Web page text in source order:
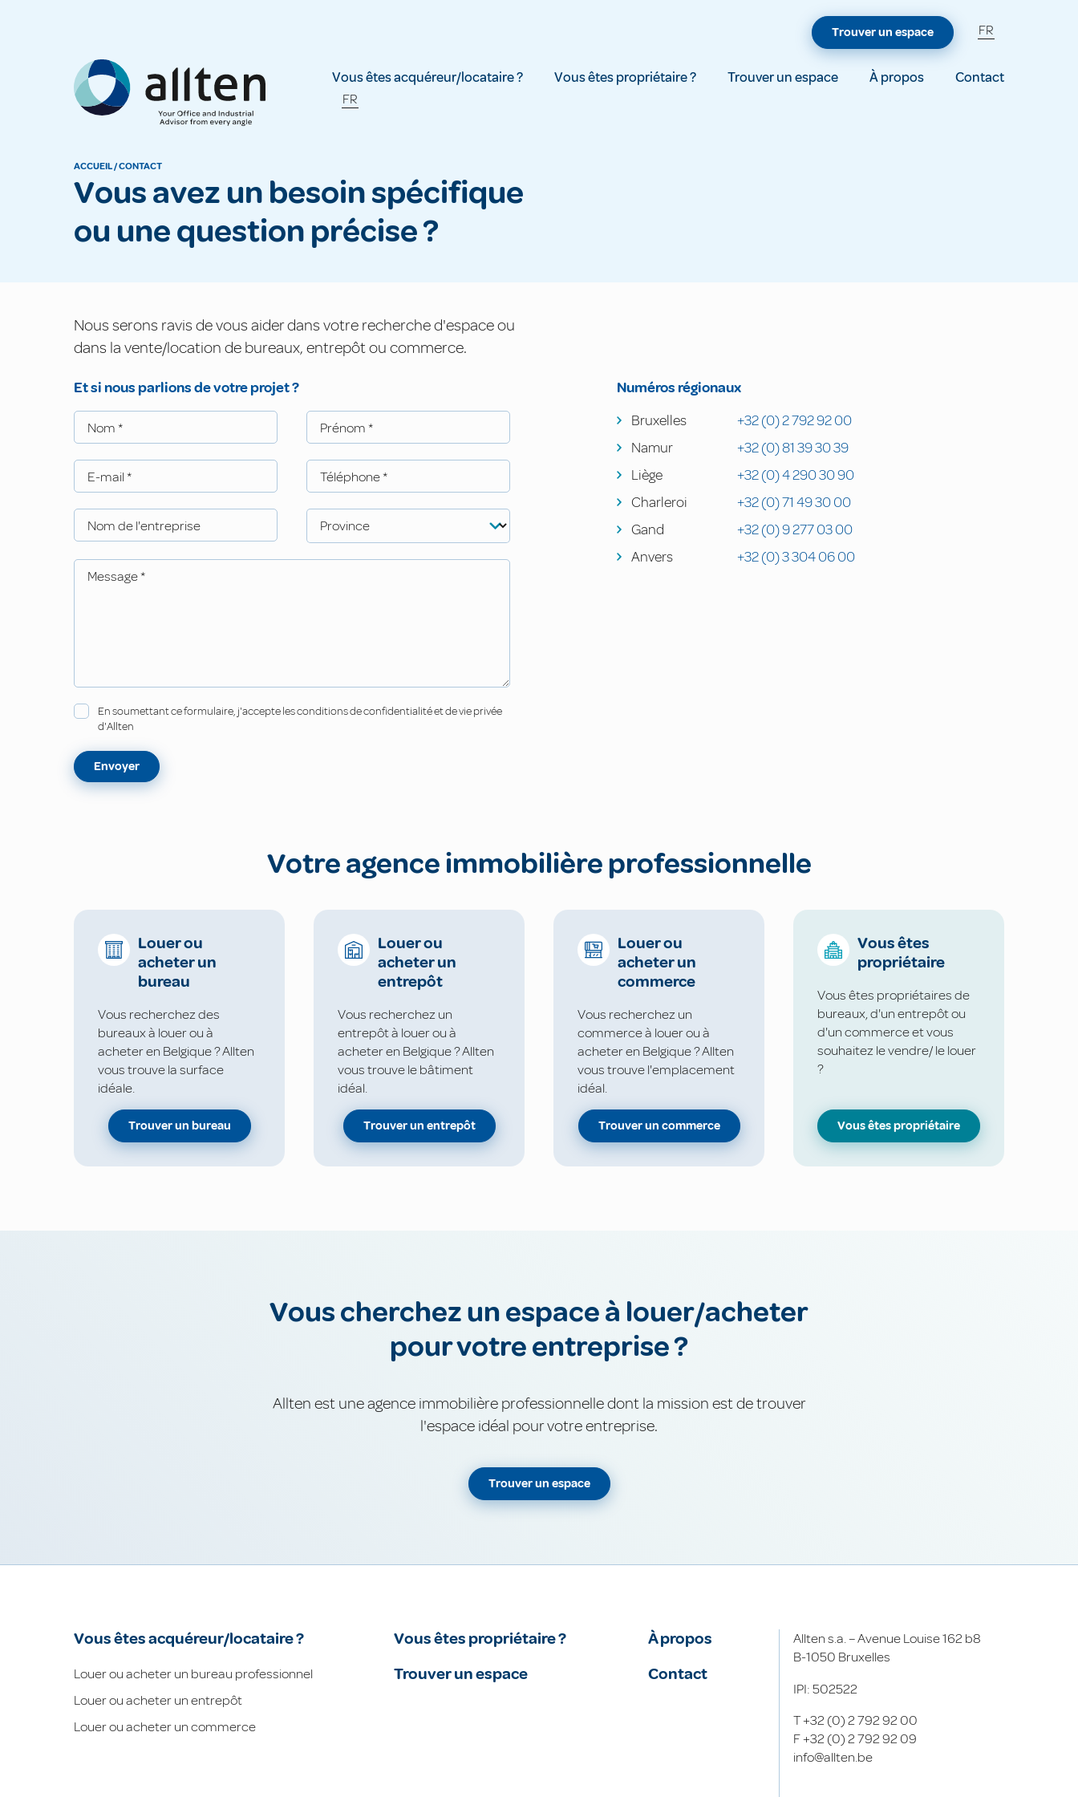
Allten
Vous êtes acquéreur/locataire ? Vous êtes propriétaire ? Trouver un espace À propos
Contact
FR
Trouver un espace FR
ACCUEIL/CONTACT
Vous avez un besoin spécifique
ou une question précise ?
Nous serons ravis de vous aider dans votre recherche d'espace ou
dans la vente/location de bureaux, entrepôt ou commerce.
Et si nous parlions de votre projet ?
Nom * Prénom *
E-mail * Téléphone*
Nom de l'entreprise Province
Message*
En soumettant ce formulaire, j'accepte les conditions de confidentialité et de vie privée
d'Allten
Envoyer
Numéros régionaux
Bruxelles
+32 (0) 2 792 92 00
Namur
+32 (0) 81 39 30 39
Liège
+32 (0) 4 290 30 90
Charleroi
+32 (0) 71 49 30 00
Gand
+32 (0) 9 277 03 00
Anvers
+32 (0) 3 304 06 00
Votre agence immobilière professionnelle
Louer ou
acheter un
bureau
Vous recherchez des
bureaux à louer ou à
acheter en Belgique ? Allten
vous trouve la surface
idéale.
Trouver un bureau
Louer ou
acheter un
entrepôt
Vous recherchez un
entrepôt à louer ou à
acheter en Belgique ? Allten
vous trouve le bâtiment
idéal.
Trouver un entrepôt
Louer ou
acheter un
commerce
Vous recherchez un
commerce à louer ou à
acheter en Belgique ? Allten
vous trouve l'emplacement
idéal.
Trouver un commerce
Vous êtes
propriétaire
Vous êtes propriétaires de
bureaux, d'un entrepôt ou
d'un commerce et vous
souhaitez le vendre/ le louer
?
Vous êtes propriétaire
Vous cherchez un espace à louer/acheter
pour votre entreprise ?
Allten est une agence immobilière professionnelle dont la mission est de trouver
l'espace idéal pour votre entreprise.
Trouver un espace
Vous êtes acquéreur/locataire ?
Louer ou acheter un bureau professionnel
Louer ou acheter un entrepôt
Louer ou acheter un commerce
Vous êtes propriétaire ?
Trouver un espace
À propos
Contact
Allten s.a. – Avenue Louise 162 b8
B-1050 Bruxelles
IPI: 502522
T+32 (0) 2 792 92 00
F+32 (0) 2 792 92 09
info@allten.be